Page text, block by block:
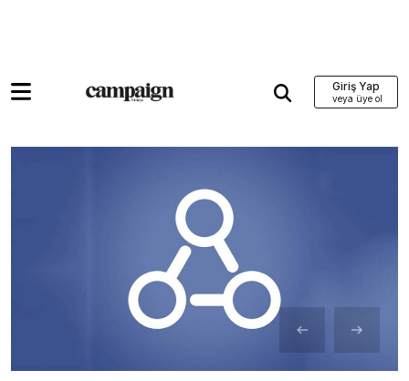
Giriş Yap